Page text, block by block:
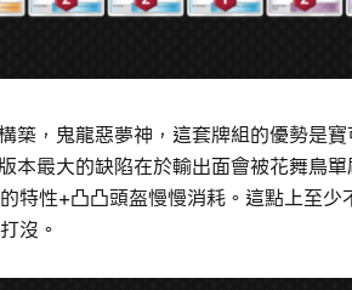
築，鬼龍惡夢神，這套牌組的優勢是
本最大的缺陷在於輸出面會被花舞鳥
特性+凸凸頭盔慢慢消耗。這點上至少
沒。